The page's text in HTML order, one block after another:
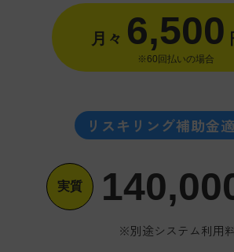
月々 6,500
※60回払いの場合
リスキリング補助金
実質
※別途システム利用